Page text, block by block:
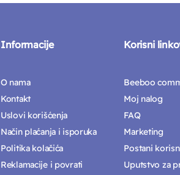
Informacije
O nama
Kontakt
Uslovi korišćenja
Način plaćanja i isporuka
Politika kolačića
Reklamacije i povrati
Korisni
Beeboo
Moj nalog
FAQ
Marketing
Postani
Uputstvo za